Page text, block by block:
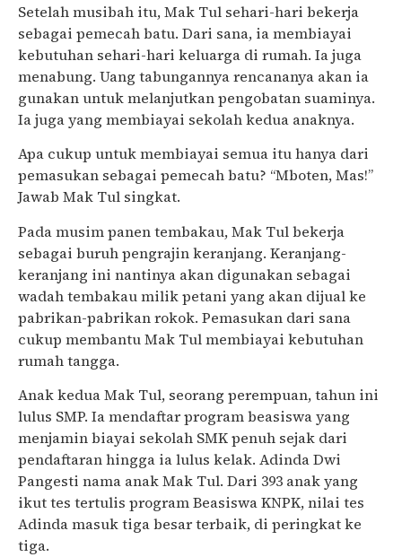
Setelah musibah itu, Mak Tul sehari-hari bekerja
sebagai pemecah batu. Dari sana, ia membiayai
kebutuhan sehari-hari keluarga di rumah. Ia juga
menabung. Uang tabungannya rencananya akan ia
gunakan untuk melanjutkan pengobatan suaminya.
Ia juga yang membiayai sekolah kedua anaknya.
Apa cukup untuk membiayai semua itu hanya dari
pemasukan sebagai pemecah batu? “Mboten, Mas!”
Jawab Mak Tul singkat.
Pada musim panen tembakau, Mak Tul bekerja
sebagai buruh pengrajin keranjang. Keranjang-
keranjang ini nantinya akan digunakan sebagai
wadah tembakau milik petani yang akan dijual ke
pabrikan-pabrikan rokok. Pemasukan dari sana
cukup membantu Mak Tul membiayai kebutuhan
rumah tangga.
Anak kedua Mak Tul, seorang perempuan, tahun ini
lulus SMP. Ia mendaftar program beasiswa yang
menjamin biayai sekolah SMK penuh sejak dari
pendaftaran hingga ia lulus kelak. Adinda Dwi
Pangesti nama anak Mak Tul. Dari 393 anak yang
ikut tes tertulis program Beasiswa KNPK, nilai tes
Adinda masuk tiga besar terbaik, di peringkat ke
tiga.